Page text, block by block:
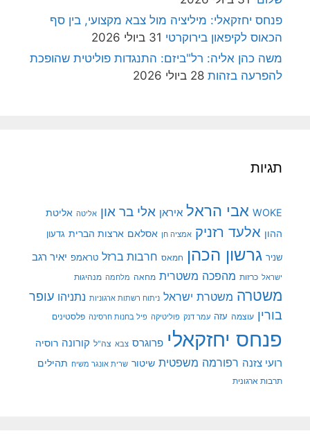
פנחס יחזקאלי: מיליציה מול צבא מקצועי, בין סף
הכאוס לקיפאון בירוקרטי 31 ביולי 2026
משה כהן אליה: רל"ביזם: התנגדות פוליטית שהופכת
להפרעה בזהות 28 ביולי 2026
תגיות
WOKE אבי הראל איראן אלי בר און אליטה אליטת
ההון אלעד רזניק אמציה חן אסלאם ארצות הברית גדעון
שניר גרשון הכהן חמאס חרבות ברזל טראמפ יאיר רגב
ישראל כרזות מהפכה משטרית מחאה מלחמה מנהיגות
משטרה משטרת ישראל ניתוח רשתות ארגוניות נתניהו עופר
בורין עוצמה עזה עמר דנק פוליטיקה פיל בחנות חרסינה פלסטינים
פנחס יחזקאלי פרוגרס צבא צה"ל קורונה רוסיה
רועי צזנה רפורמה משפטית שיטור שרית אונגר משיח תהילים
תרבות ארגונית